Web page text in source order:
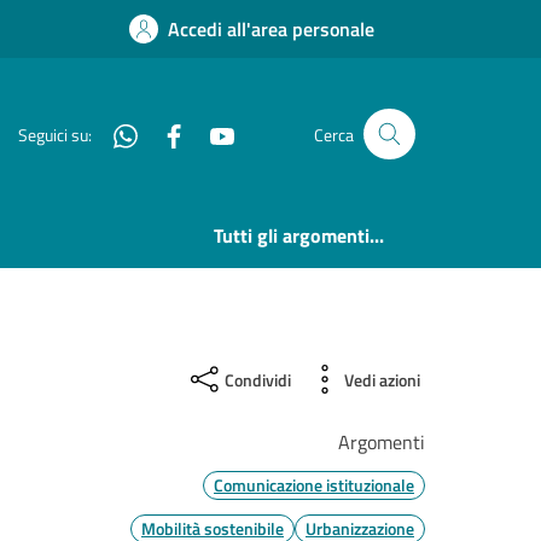
Accedi all'area personale
Seguici su: WhatsappFacebook Cerca
Tutti gli argomenti...
Condividi Vedi azioni
Argomenti
Comunicazione istituzionale
Mobilità sostenibile
Urbanizzazione